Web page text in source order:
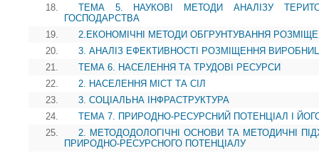
18.
ТЕМА 5. НАУКОВІ МЕТОДИ АНАЛІЗУ
ГОСПОДАРСТВА
19.
2.ЕКОНОМІЧНІ МЕТОДИ ОБГРУНТУВАННЯ
20.
3. АНАЛІЗ ЕФЕКТИВНОСТІ РОЗМІЩЕННЯ
21.
ТЕМА 6. НАСЕЛЕННЯ ТА ТРУДОВІ РЕСУРСИ
22.
2. НАСЕЛЕННЯ МІСТ ТА СІЛ
23.
3. СОЦІАЛЬНА ІНФРАСТРУКТУРА
24.
ТЕМА 7. ПРИРОДНО-РЕСУРСНИЙ ПОТЕНЦІАЛ І
25.
2. МЕТОДОДОЛОГІЧНІ ОСНОВИ ТА МЕТОДИЧНІ
ПРИРОДНО-РЕСУРСНОГО ПОТЕНЦІАЛУ